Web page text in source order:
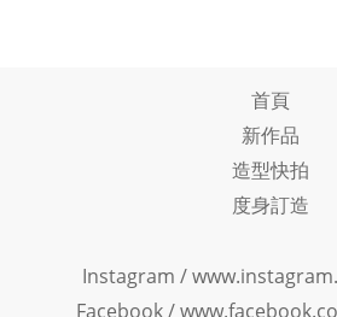
首頁
新作品
造型快拍
度身訂造
Instagram /
Facebook/